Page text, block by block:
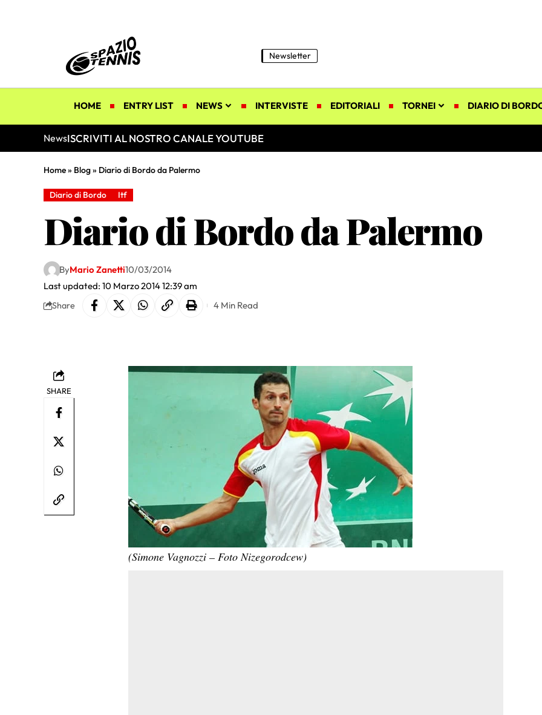
Newsletter
HOME ENTRY LIST NEWS INTERVISTE EDITORIALI TORNEI DIARIO DI
NewsISCRIVITI AL NOSTRO CANALE YOUTUBE
Home» Blog» Diario di Bordo da Palermo
Diario di Bordo Itf
Diario di Bordo da Palermo
Last updated: 10 Marzo 2014 12:39 am
ByMario Zanetti10/03/2014
Share 4 Min Read
SHARE
(Simone Vagnozzi – Foto Nizegorodcew)